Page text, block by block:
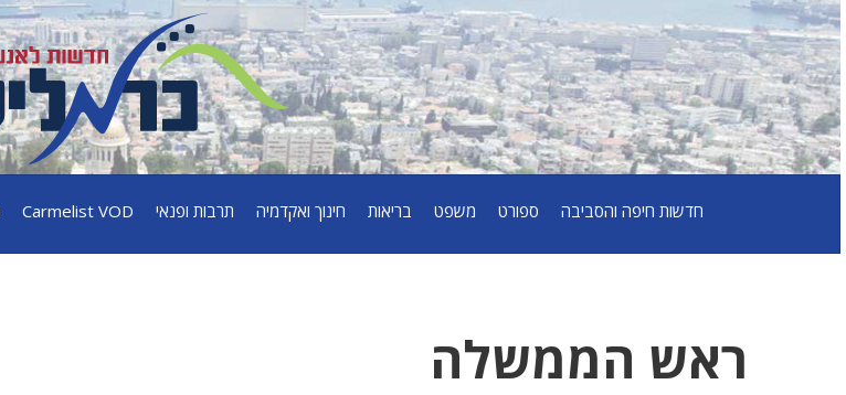
חדשות חיפה והסביבה ספורט משפט בריאות חינוך ואקדמיה תרבות ופנאי Carmelist VOD
ראש הממשלה